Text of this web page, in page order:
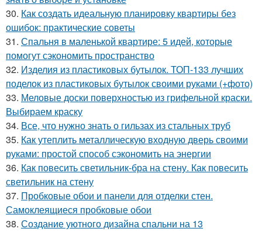
30. Как создать идеальную планировку квартиры без
ошибок: практические советы
31. Спальня в маленькой квартире: 5 идей, которые
помогут сэкономить пространство
32. Изделия из пластиковых бутылок. ТОП-133 лучших
поделок из пластиковых бутылок своими руками (+фото)
33. Меловые доски поверхностью из грифельной краски.
Выбираем краску
34. Все, что нужно знать о гильзах из стальных труб
35. Как утеплить металлическую входную дверь своими
руками: простой способ сэкономить на энергии
36. Как повесить светильник-бра на стену. Как повесить
светильник на стену
37. Пробковые обои и панели для отделки стен.
Самоклеящиеся пробковые обои
38. Создание уютного дизайна спальни на 13